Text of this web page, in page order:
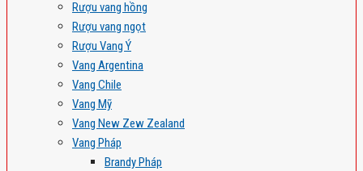
Rượu vang hồng
Rượu vang ngọt
Rượu Vang Ý
Vang Argentina
Vang Chile
Vang Mỹ
Vang New Zew Zealand
Vang Pháp
Brandy Pháp